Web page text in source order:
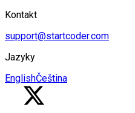
Kontakt
support@startcoder.com
Jazyky
EnglishČeština